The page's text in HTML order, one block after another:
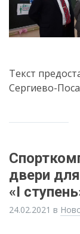
Текст
Сергиево-
двери
«I
24.02.2021 в